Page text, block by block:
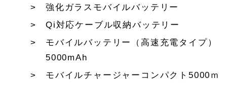
強化ガラスモバイルバッテリー
Qi対応ケーブル収納バッテリー
モバイルバッテリー（高速充電タイプ）
5000mAh
モバイルチャージャーコンパクト5000ｍ